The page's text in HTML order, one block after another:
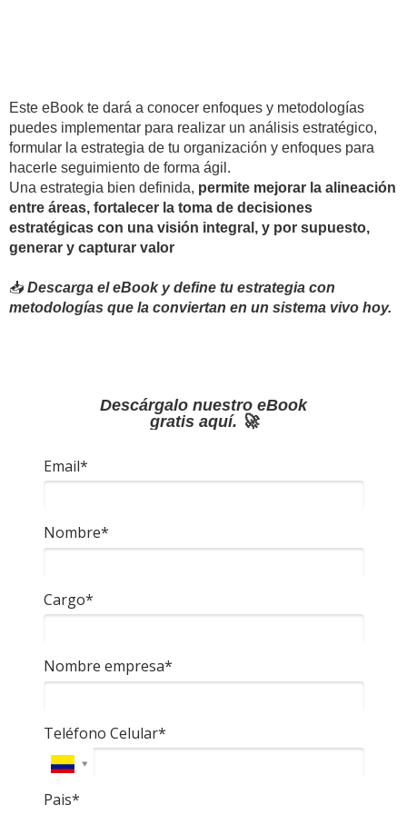
Este eBook te dará a conocer enfoques y metodologías
puedes implementar para realizar un análisis estratégico,
formular la estrategia de tu organización y enfoques para
hacerle seguimiento de forma ágil.
Una estrategia bien definida, permite mejorar la alineación
entre áreas, fortalecer la toma de decisiones
estratégicas con una visión integral, y por supuesto,
generar y capturar valor
📥 Descarga el eBook y define tu estrategia con
metodologías que la conviertan en un sistema vivo hoy.
Descárgalo nuestro eBook
gratis aquí. 🚀
Email*
Nombre*
Cargo*
Nombre empresa*
Teléfono Celular*
Pais*